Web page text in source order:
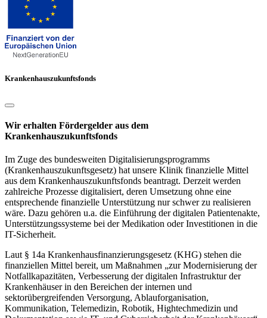
Krankenhauszukunftsfonds
Wir erhalten Fördergelder aus dem
Krankenhauszukunftsfonds
Im Zuge des bundesweiten Digitalisierungsprogramms
(Krankenhauszukunftsgesetz) hat unsere Klinik finanzielle Mittel
aus dem Krankenhauszukunftsfonds beantragt. Derzeit werden
zahlreiche Prozesse digitalisiert, deren Umsetzung ohne eine
entsprechende finanzielle Unterstützung nur schwer zu realisieren
wäre. Dazu gehören u.a. die Einführung der digitalen Patientenakte,
Unterstützungssysteme bei der Medikation oder Investitionen in die
IT-Sicherheit.
Laut § 14a Krankenhausfinanzierungsgesetz (KHG) stehen die
finanziellen Mittel bereit, um Maßnahmen „zur Modernisierung der
Notfallkapazitäten, Verbesserung der digitalen Infrastruktur der
Krankenhäuser in den Bereichen der internen und
sektorübergreifenden Versorgung, Ablauforganisation,
Kommunikation, Telemedizin, Robotik, Hightechmedizin und